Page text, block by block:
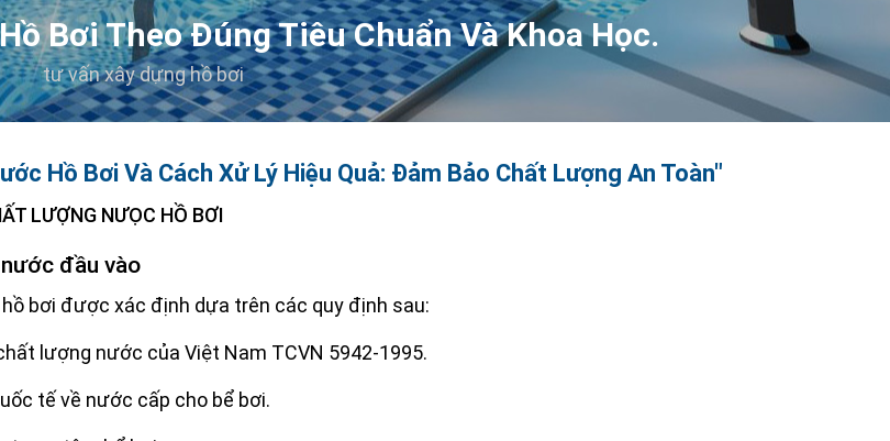
Bơi Theo Đúng Tiêu Chuẩn Và Khoa Học.
tư vấn xây dựng hồ bơi
Hồ Bơi Và Cách Xử Lý Hiệu Quả: Đảm Bảo Chất Lượng An Toàn"
LƯỢNG NƯỌC HỒ BƠI
đầu vào
bơi được xác định dựa trên các quy định sau:
lượng nước của Việt Nam TCVN 5942-1995.
tế về nước cấp cho bể bơi.